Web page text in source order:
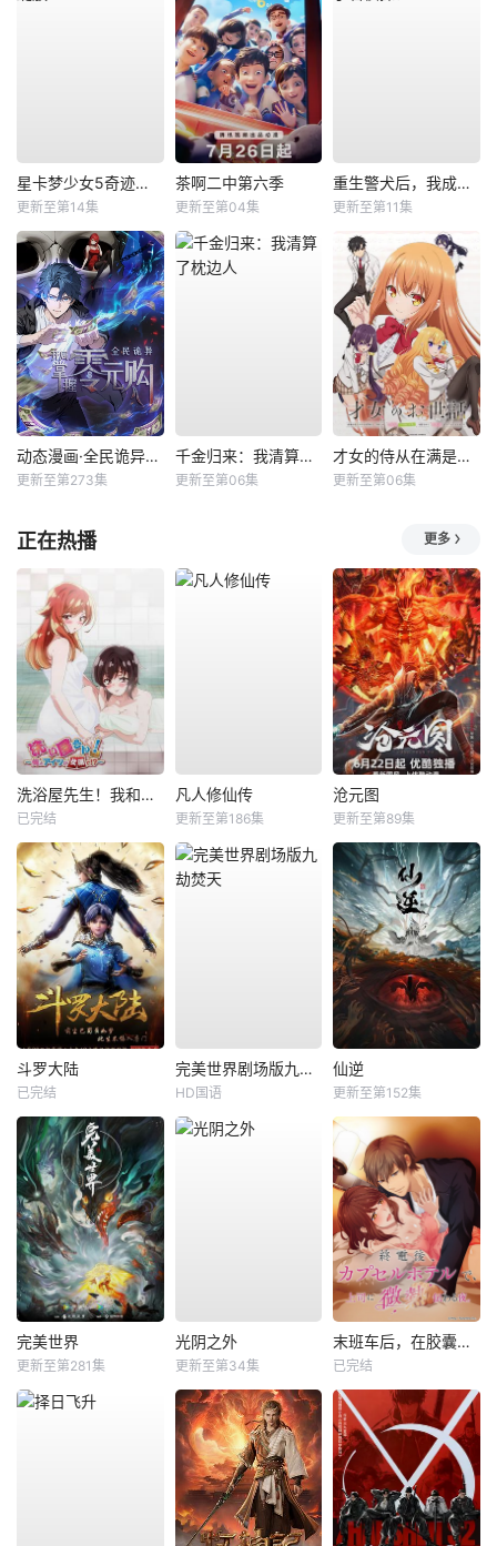
星卡梦少女5奇迹绽放
更新至第14集
茶啊二中第六季
更新至第04集
重生警犬后，我成了名侦探？
更新至第11集
动态漫画·全民诡异：开局掌握零元购
更新至第273集
千金归来：我清算了枕边人
更新至第06集
才女的侍从在满是高岭之花的贵族学校暗中照顾（毫无生活自理能力的）学院第一大小姐
更新至第06集
正在热播 更多
洗浴屋先生！我和那家伙在女浴池！？
已完结
凡人修仙传
更新至第186集
沧元图
更新至第89集
斗罗大陆
已完结
完美世界剧场版九劫焚天
HD国语
仙逆
更新至第152集
完美世界
更新至第281集
光阴之外
更新至第34集
末班车后，在胶囊旅馆向上司传递微热的夜晚
已完结